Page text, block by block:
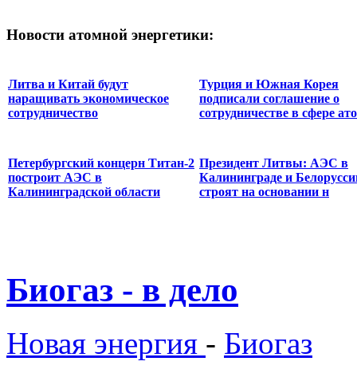
Новости атомной энергетики:
Литва и Китай будут
наращивать экономическое
сотрудничество
Турция и Южная Корея
подписали соглашение о
сотрудничестве в сфере ато
Петербургский концерн Титан-2
построит АЭС в
Калининградской области
Президент Литвы: АЭС в
Калининграде и
строят на основании н
Биогаз - в дело
Новая энергия - Биогаз